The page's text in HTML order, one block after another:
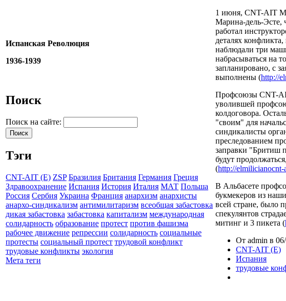
Испанская Революция
1936-1939
Поиск
Поиск на сайте:
Тэги
CNT-AIT (E) ZSP Бразилия Британия Германия Греция
Здравоохранение Испания История Италия МАТ Польша
Россия Сербия Украина Франция анархизм анархисты
анархо-синдикализм антимилитаризм всеобщая забастовка
дикая забастовка забастовка капитализм международная
солидарность образование протест против фашизма
рабочее движение репрессии солидарность социальные
протесты социальный протест трудовой конфликт
трудовые конфликты экология
Мета теги
1 июня, CNT-AIT
Марина-дель-Эсте,
работал
деталях
наблюдали три
набрасываться на
запланировано, с
выполнены (http://
Профсоюзы CNT-
уволившей
колдоговора.
"своим" для
синдикалисты
преследованием
заправки "Бритиш
будут
(http://elmilicianocnt-
В Альбасете
букмекеров из
всей стране, было
спекулянтов
митинг и 3 пикета (
От admin в
CNT-AIT (E)
Испания
трудовые